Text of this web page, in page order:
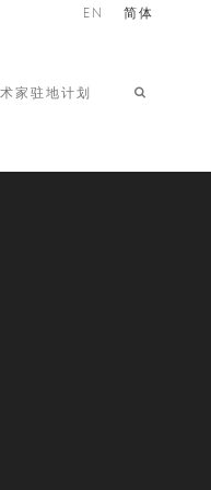
家驻地计划
EN 简体